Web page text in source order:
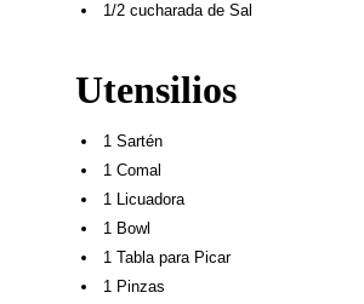
1/2 cucharada de Sal
Utensilios
1 Sartén
1 Comal
1 Licuadora
1 Bowl
1 Tabla para Picar
1 Pinzas